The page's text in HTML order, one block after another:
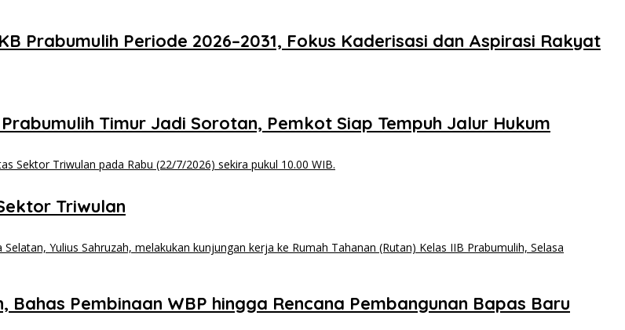
Prabumulih Periode 2026–2031, Fokus Kaderisasi dan Aspirasi Rakyat
Timur Jadi Sorotan, Pemkot Siap Tempuh Jalur Hukum
Triwulan
Pembinaan WBP hingga Rencana Pembangunan Bapas Baru